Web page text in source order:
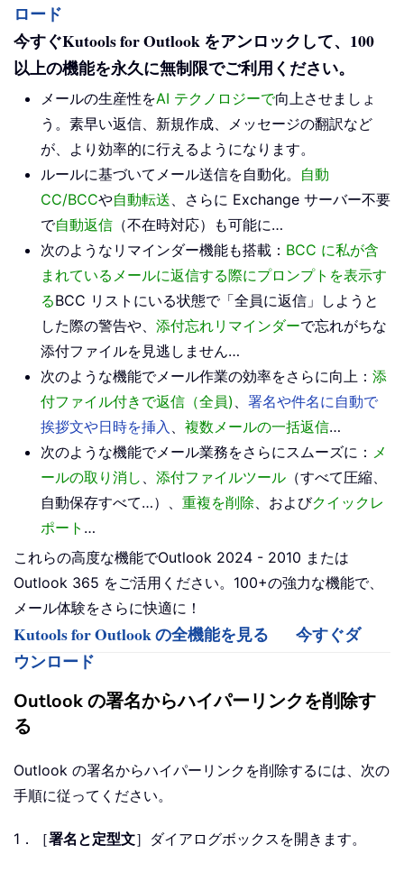
ロード
今すぐKutools for Outlook をアンロックして、100
以上の機能を永久に無制限でご利用ください。
メールの生産性をAI テクノロジーで向上させましょ
う。素早い返信、新規作成、メッセージの翻訳など
が、より効率的に行えるようになります。
ルールに基づいてメール送信を自動化。 自動
CC/BCCや自動転送、さらに Exchange サーバー不要
で自動返信 （不在時対応）も可能に…
次のようなリマインダー機能も搭載： BCC に私が含
まれているメールに返信する際にプロンプトを表示す
るBCC リストにいる状態で「全員に返信」しようと
した際の警告や、 添付忘れリマインダーで忘れがちな
添付ファイルを見逃しません…
次のような機能でメール作業の効率をさらに向上： 添
付ファイル付きで返信（全員) 、 署名や件名に自動で
挨拶文や日時を挿入 、 複数メールの一括返信…
次のような機能でメール業務をさらにスムーズに： メ
ールの取り消し 、 添付ファイルツール （すべて圧縮、
自動保存すべて…）、 重複を削除、およびクイックレ
ポート …
これらの高度な機能でOutlook 2024 - 2010 または
Outlook 365 をご活用ください。100+の強力な機能で、
メール体験をさらに快適に！
Kutools for Outlook の全機能を見る
今すぐダ
ウンロード
Outlook の署名からハイパーリンクを削除す
る
Outlook の署名からハイパーリンクを削除するには、次の
手順に従ってください。
1．［署名と定型文］ダイアログボックスを開きます。